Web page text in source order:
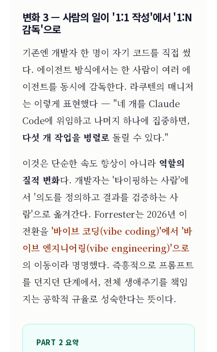
변화 3 — 사람의 일이 '1:1 작성'에서 '1:N
감독'으로
기존엔 개발자 한 명이 자기 코드를 직접 썼
다. 에이전트 방식에서는 한 사람이 여러 에
이전트를 동시에 감독한다. 라쿠텐의 매니저
는 이렇게 표현했다 — "네 개를 Claude
Code에 위임하고 나머지 하나에 집중하면,
다섯 개 작업을 병렬로 돌릴 수 있다."
이것은 단순한 속도 향상이 아니라 역할의
질적 변화다. 개발자는 '타이핑하는 사람'에
서 '의도를 정의하고 결과를 검증하는 사
람'으로 옮겨간다. Forrester는 2026년 이
전환을 '바이브 코딩(vibe coding)'에서 '바
이브 엔지니어링(vibe engineering)'으로
의 이동이라 명명했다. 즉흥적으로 프롬프트
를 던지던 단계에서, 전체 생애주기를 책임
지는 공학적 규율로 성숙한다는 뜻이다.
PART 2 요약